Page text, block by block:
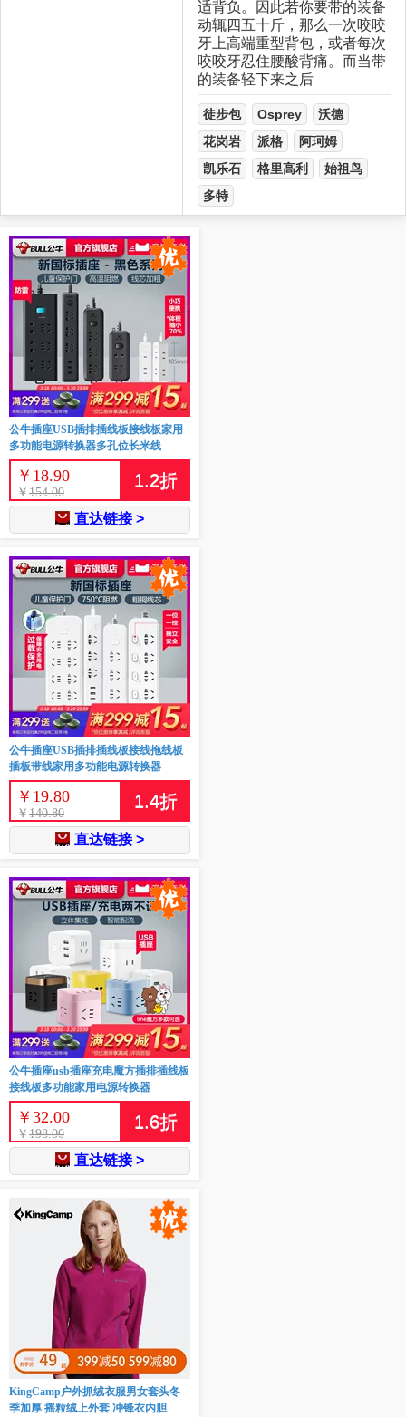
适背负。因此若你要带的装备
动辄四五十斤，那么一次咬咬
牙上高端重型背包，或者每次
咬咬牙忍住腰酸背痛。而当带
的装备轻下来之后
徒步包 Osprey
沃德
花岗岩
派格
阿珂姆
凯乐石
格里高利
始祖鸟
多特
公牛插座USB插排插线板接线板家用
多功能电源转换器多孔位长米线
￥ 18.90
￥ 154.00
1.2折
直达链接 >
公牛插座USB插排插线板接线拖线板
插板带线家用多功能电源转换器
￥ 19.80
￥ 140.80
1.4折
直达链接 >
公牛插座usb插座充电魔方插排插线板
接线板多功能家用电源转换器
￥ 32.00
￥ 198.00
1.6折
直达链接 >
KingCamp户外抓绒衣服男女套头冬
季加厚 摇粒绒上外套 冲锋衣内胆